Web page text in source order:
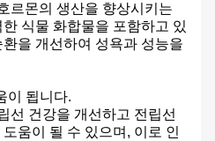
르몬의 생산을 향상시키는
식물 화합물을 포함하고 있
을 개선하여 성욕과 성능을
이 됩니다.
선 건강을 개선하고 전립선
움이 될 수 있으며, 이로 인